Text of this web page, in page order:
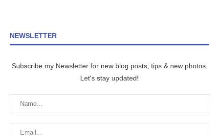
NEWSLETTER
Subscribe my Newsletter for new blog posts, tips & new photos.
Let's stay updated!